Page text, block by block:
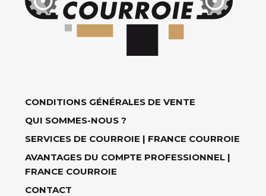
CONDITIONS GÉNÉRALES DE VENTE
QUI SOMMES-NOUS ?
SERVICES DE COURROIE | FRANCE COURROIE
AVANTAGES DU COMPTE PROFESSIONNEL |
FRANCE COURROIE
CONTACT